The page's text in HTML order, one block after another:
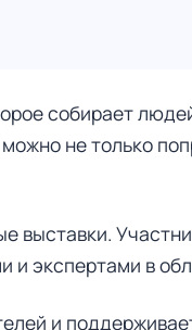
собирает
не только
выставки.
экспертами в
и